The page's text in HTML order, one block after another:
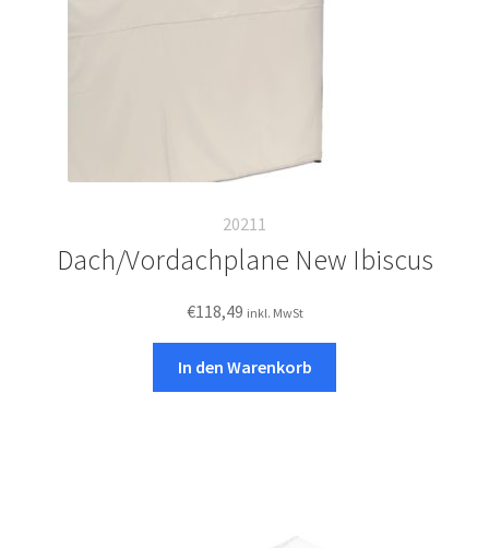
20211
Dach/Vordachplane New Ibiscus
€118,49 inkl. MwSt
In den Warenkorb